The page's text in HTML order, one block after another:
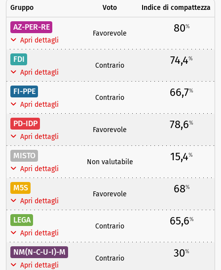
Gruppo Voto Indice di compattezza
AZ-PER-RE
Apri dettagli
Favorevole 80%
FDI
Apri dettagli
Contrario 74,4%
FI-PPE
Apri dettagli
Contrario 66,7%
PD-IDP
Apri dettagli
Favorevole 78,6%
MISTO
Apri dettagli
Non valutabile 15,4%
M5S
Apri dettagli
Favorevole 68%
LEGA
Apri dettagli
Contrario 65,6%
NM(N-C-U-I)-M
Apri dettagli
Contrario 30%